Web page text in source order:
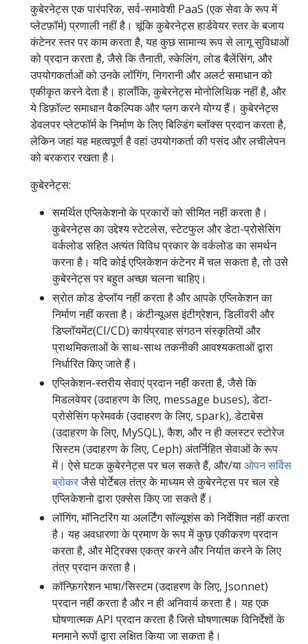
कुबेरनेट्स एक पारंपरिक, सर्व-समावेशी PaaS (एक सेवा के रूप में
प्लेटफ़ॉर्म) प्रणाली नहीं है। चूंकि कुबेरनेट्स हार्डवेयर स्तर के बजाय
कंटेनर स्तर पर काम करता है, यह कुछ सामान्य रूप से लागू सुविधाओं
को प्रदान करता है, जैसे कि तैनाती, स्केलिंग, लोड बैलेंसिंग, और
उपयोगकर्ताओं को उनके लॉगिंग, निगरानी और अलर्ट समाधान को
एकीकृत करने देता है। हालाँकि, कुबेरनेट्स मोनोलिथिक नहीं है, और
ये डिफ़ॉल्ट समाधान वैकल्पिक और प्लग करने योग्य हैं। कुबेरनेट्स
डेवलपर प्लेटफॉर्म के निर्माण के लिए बिल्डिंग ब्लॉक्स प्रदान करता है,
लेकिन जहां यह महत्वपूर्ण है वहां उपयोगकर्ता की पसंद और लचीलेपन
को बरकरार रखता है।
कुबेरनेट्स:
समर्थित एप्लिकेशनो के प्रकारों को सीमित नहीं करता है।
कुबेरनेट्स का उद्देश्य स्टेटलेस, स्टेटफुल और डेटा-प्रोसेसिंग
वर्कलोड सहित अत्यंत विविध प्रकार के वर्कलोड का समर्थन
करना है। यदि कोई एप्लिकेशन कंटेनर में चल सकता है, तो उसे
कुबेरनेट्स पर बहुत अच्छा चलना चाहिए।
स्रोत कोड डेप्लॉय नहीं करता है और आपके एप्लिकेशन का
निर्माण नहीं करता है। कंटीन्यूअस इंटीग्रेशन, डिलीवरी और
डिप्लॉयमेंट(CI/CD) कार्यप्रवाह संगठन संस्कृतियों और
प्राथमिकताओं के साथ-साथ तकनीकी आवश्यकताओं द्वारा
निर्धारित किए जाते हैं।
एप्लिकेशन-स्तरीय सेवाएं प्रदान नहीं करता है, जैसे कि
मिडलवेयर (उदाहरण के लिए, message buses), डेटा-
प्रोसेसिंग फ्रेमवर्क (उदाहरण के लिए, spark), डेटाबेस
(उदाहरण के लिए, MySQL), कैश, और न ही क्लस्टर स्टोरेज
सिस्टम (उदाहरण के लिए, Ceph) अंतर्निहित सेवाओं के रूप
में। ऐसे घटक कुबेरनेट्स पर चल सकते हैं, और/याओपन सर्विस
ब्रोकरजैसे पोर्टेबल तंत्र के माध्यम से कुबेरनेट्स पर चल रहे
एप्लिकेशनो द्वारा एक्सेस किए जा सकते हैं।
लॉगिंग, मॉनिटरिंग या अलर्टिंग सॉल्यूशंस को निर्देशित नहीं करता
है। यह अवधारणा के प्रमाण के रूप में कुछ एकीकरण प्रदान
करता है, और मेट्रिक्स एकत्र करने और निर्यात करने के लिए
तंत्र प्रदान करता है।
कॉन्फ़िगरेशन भाषा/सिस्टम (उदाहरण के लिए, Jsonnet)
प्रदान नहीं करता है और न ही अनिवार्य करता है। यह एक
घोषणात्मक API प्रदान करता है जिसे घोषणात्मक विनिर्देशों के
मनमाने रूपों द्वारा लक्षित किया जा सकता है।